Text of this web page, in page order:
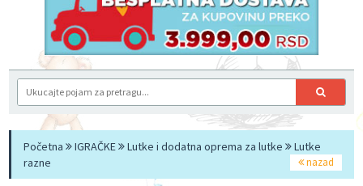
Početna IGRAČKE Lutke i dodatna oprema za lutke
Lutke
razne
nazad